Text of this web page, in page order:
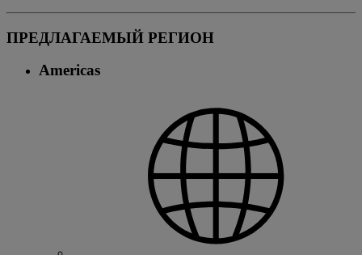
ПРЕДЛАГАЕМЫЙ РЕГИОН
Americas